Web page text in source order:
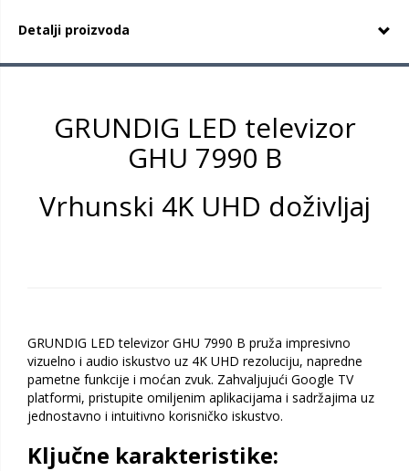
Detalji proizvoda
GRUNDIG LED televizor
GHU 7990 B
Vrhunski 4K UHD doživljaj
GRUNDIG LED televizor GHU 7990 B pruža impresivno
vizuelno i audio iskustvo uz 4K UHD rezoluciju, napredne
pametne funkcije i moćan zvuk. Zahvaljujući Google TV
platformi, pristupite omiljenim aplikacijama i sadržajima uz
jednostavno i intuitivno korisničko iskustvo.
Ključne karakteristike: